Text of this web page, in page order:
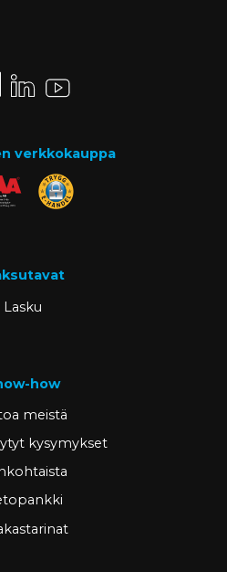
verkkokauppa
Lasku
how
meistä
kysymykset